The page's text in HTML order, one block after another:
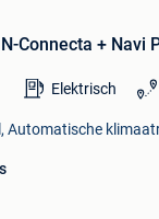
Connecta + Navi
Elektrisch
Automatische